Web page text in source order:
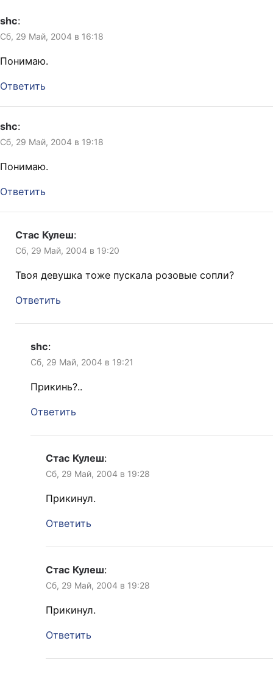
shc:
Сб, 29 Май, 2004 в 16:18
Понимаю.
Ответить
shc:
Сб, 29 Май, 2004 в 19:18
Понимаю.
Ответить
Стас Кулеш:
Сб, 29 Май, 2004 в 19:20
Твоя девушка тоже пускала розовые сопли?
Ответить
shc:
Сб, 29 Май, 2004 в 19:21
Прикинь?..
Ответить
Стас Кулеш:
Сб, 29 Май, 2004 в 19:28
Прикинул.
Ответить
Стас Кулеш:
Сб, 29 Май, 2004 в 19:28
Прикинул.
Ответить